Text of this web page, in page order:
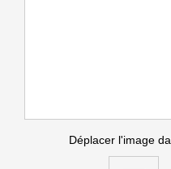
Déplacer l'image